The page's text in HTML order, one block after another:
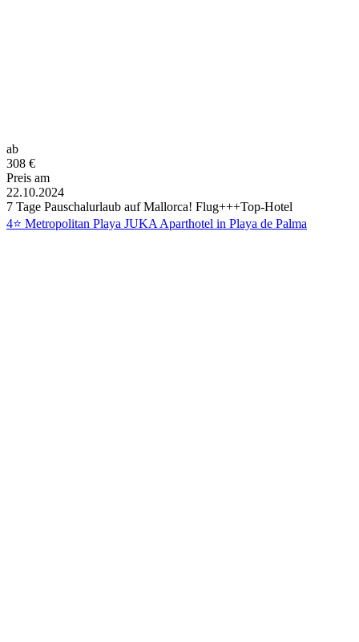
ab
308 €
Preis am
22.10.2024
7 Tage Pauschalurlaub auf Mallorca! Flug+++Top-Hotel
4⭐ Metropolitan Playa JUKA Aparthotel in Playa de Palma